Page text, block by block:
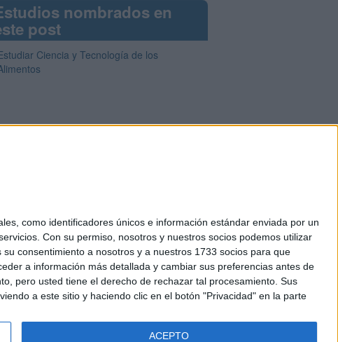
como identificadores únicos e información estándar enviada por un
Con su permiso, nosotros y nuestros socios podemos utilizar
consentimiento a nosotros y a nuestros 1733 socios para que
a información más detallada y cambiar sus preferencias antes de
pero usted tiene el derecho de rechazar tal procesamiento. Sus
a este sitio y haciendo clic en el botón "Privacidad" en la parte
ACEPTO
nombrados en
post
Ciencia y Tecnología de los
cookies
- Tel. +34 91 593 2767